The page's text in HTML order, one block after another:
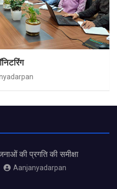
की प्रगति की समीक्षा
Aanjanyadarpan